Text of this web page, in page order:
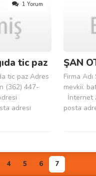
1 Yorum
tic paz
tic paz Adres
(362) 447-
adresi
ŞAN
Firma
mevkii.
İnternet
posta
4 5 6 7